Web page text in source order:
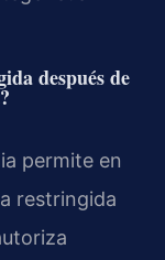
después de
permite en
restringida